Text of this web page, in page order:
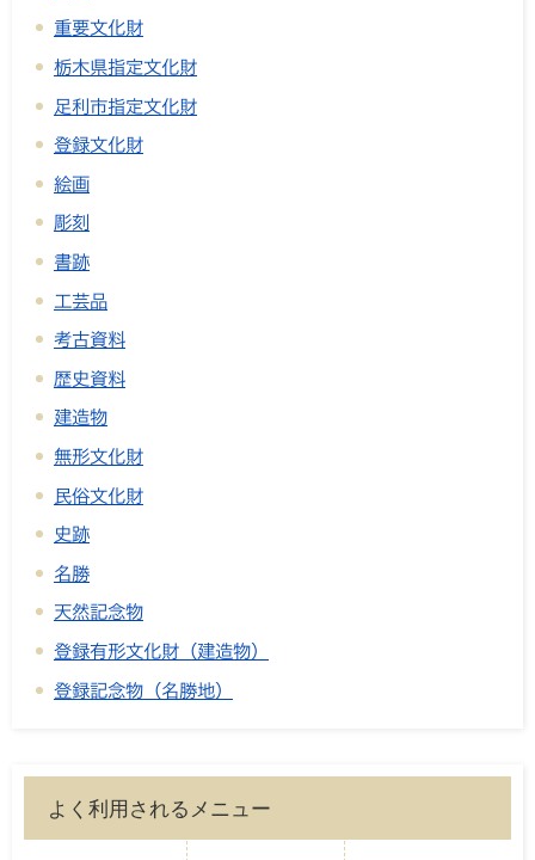
重要文化財
栃木県指定文化財
足利市指定文化財
登録文化財
絵画
彫刻
書跡
工芸品
考古資料
歴史資料
建造物
無形文化財
民俗文化財
史跡
名勝
天然記念物
登録有形文化財（建造物）
登録記念物（名勝地）
よく利用されるメニュー